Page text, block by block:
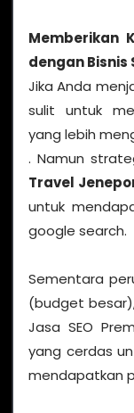
Memberikan
dengan
Jika Anda
sulit untuk
yang lebih
. Namun
Travel
untuk
google search.
Sementara
(budget
Jasa SEO
yang cerdas
mendapatkan